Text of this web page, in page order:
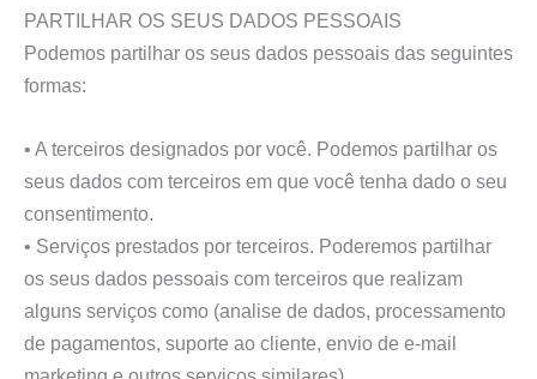
PARTILHAR OS SEUS DADOS PESSOAIS
Podemos partilhar os seus dados pessoais das seguintes
formas:
• A terceiros designados por você. Podemos partilhar os
seus dados com terceiros em que você tenha dado o seu
consentimento.
• Serviços prestados por terceiros. Poderemos partilhar
os seus dados pessoais com terceiros que realizam
alguns serviços como (analise de dados, processamento
de pagamentos, suporte ao cliente, envio de e-mail